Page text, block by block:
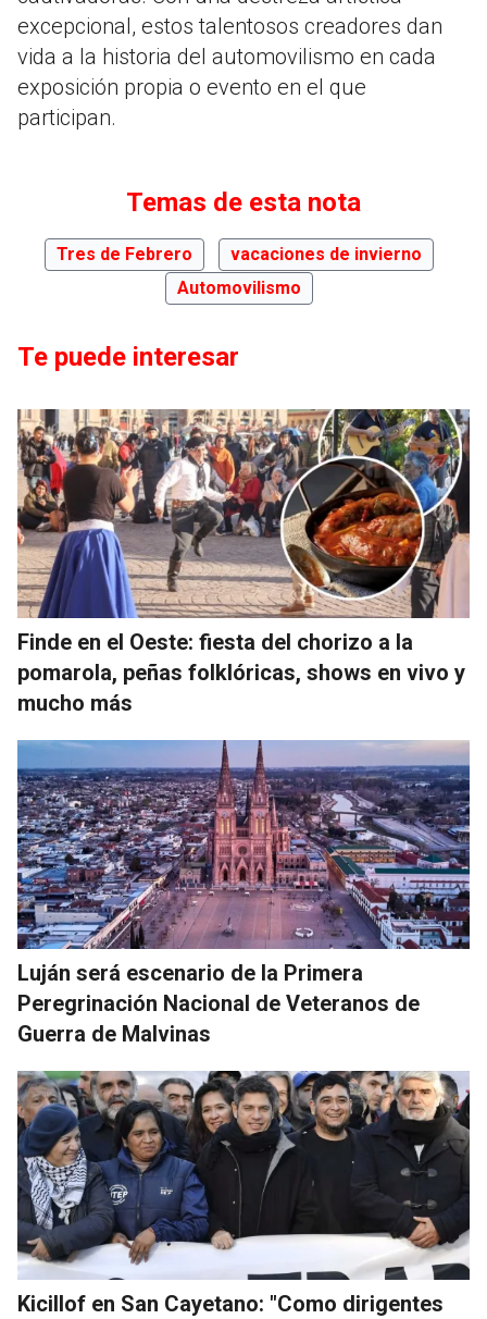
excepcional, estos talentosos creadores dan
vida a la historia del automovilismo en cada
exposición propia o evento en el que
participan.
Temas de esta nota
Tres de Febrero
vacaciones de invierno
Automovilismo
Te puede interesar
Finde en el Oeste: fiesta del chorizo a la
pomarola, peñas folklóricas, shows en vivo y
mucho más
Luján será escenario de la Primera
Peregrinación Nacional de Veteranos de
Guerra de Malvinas
Kicillof en San Cayetano: "Como dirigentes